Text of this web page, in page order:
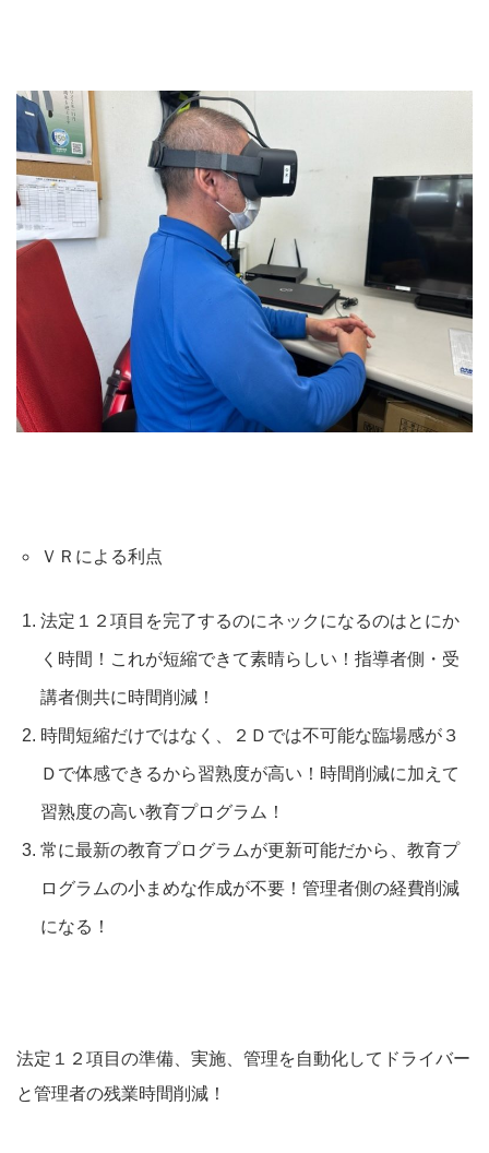
ＶＲによる利点
法定１２項目を完了するのにネックになるのはとにか
く時間！これが短縮できて素晴らしい！指導者側・受
講者側共に時間削減！
時間短縮だけではなく、２Ｄでは不可能な臨場感が３
Ｄで体感できるから習熟度が高い！時間削減に加えて
習熟度の高い教育プログラム！
常に最新の教育プログラムが更新可能だから、教育プ
ログラムの小まめな作成が不要！管理者側の経費削減
になる！
法定１２項目の準備、実施、管理を自動化してドライバー
と管理者の残業時間削減！